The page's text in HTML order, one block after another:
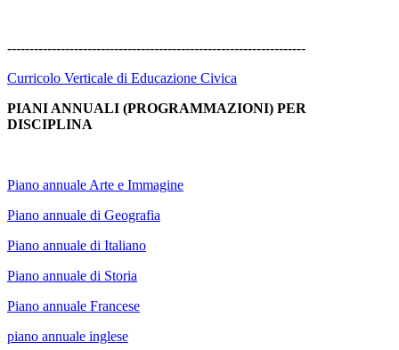
-------------------------------------------------------------------
Curricolo Verticale di Educazione Civica
PIANI ANNUALI (PROGRAMMAZIONI) PER
DISCIPLINA
Piano annuale Arte e Immagine
Piano annuale di Geografia
Piano annuale di Italiano
Piano annuale di Storia
Piano annuale Francese
piano annuale inglese